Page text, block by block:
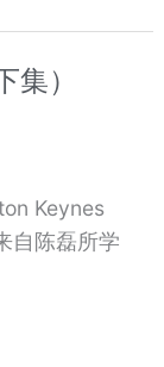
）
Keynes
自陈磊所学